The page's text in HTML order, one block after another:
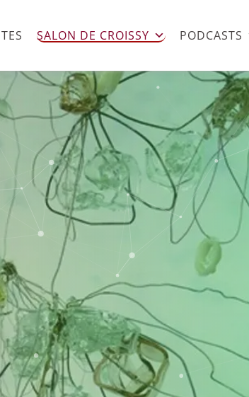
SALON DE CROISSY PODCASTS